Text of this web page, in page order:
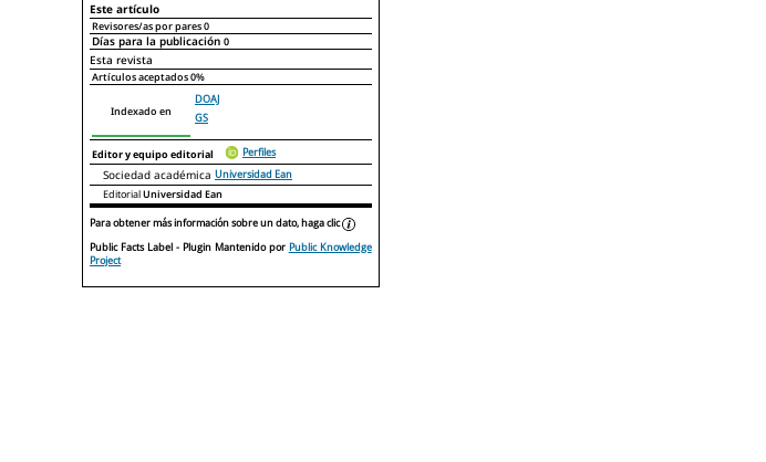
Este artículo
Revisores/as por pares0
Días para la publicación 0
Declaraciones de autoría
Esta revista
Artículos aceptados0%
Indexado en
DOAJ
GS
Editor y equipo editorial Perfiles
Sociedad académica Universidad Ean
EditorialUniversidad Ean
Para obtener más información sobre un dato, haga clic
Public Facts Label- Plugin Mantenido por Public Knowledge
Project